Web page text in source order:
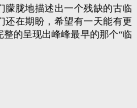
朦胧地描述出一个残缺的古临
还在期盼，希望有一天能有更
的呈现出峰峰最早的那个“临